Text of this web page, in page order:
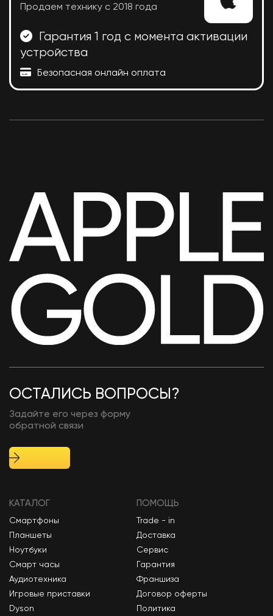
Продаем технику с 2018 года
Гарантия 1 год с момента активации
устройства
Безопасная онлайн оплата
ОСТАЛИСЬ ВОПРОСЫ?
Задайте его через форму
обратной связи
КАТАЛОГ
Смартфоны
Планшеты
Ноутбуки
Смарт часы
Аудиотехника
Игровые приставки
Dyson
ПОМОЩЬ
Trade - in
Доставка
Сервис
Гарантия
Франшиза
Договор оферты
Политика